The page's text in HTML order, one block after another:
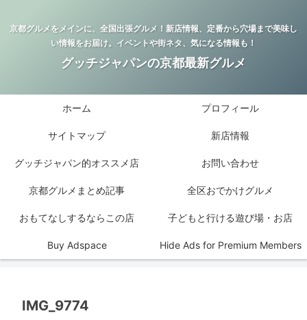
京都グルメをメインに、全国出張グルメ！新店情報、定番から穴場まで美味し
い情報をお届け。イベントや街ネタ、気になる情報も！
グッチジャパンの京都最新グルメ
ホーム プロフィール
サイトマップ 新店情報
グッチジャパン的オススメ店 お問い合わせ
京都グルメまとめ記事 全区おでかけグルメ
おもてなしするならこの店 子どもと行ける遊び場・お店
Buy Adspace Hide Ads for Premium Members
IMG_9774